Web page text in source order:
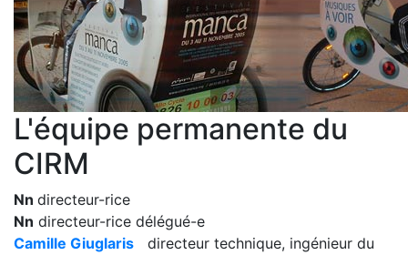
L'équipe permanente du
CIRM
Nn directeur-rice
Nn directeur-rice délégué-e
Camille Giuglaris directeur technique, ingénieur du